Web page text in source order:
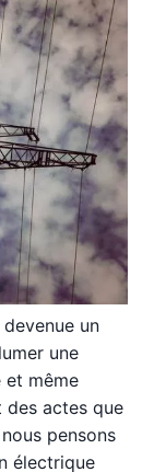
un
une
et même
des actes que
pensons
électrique